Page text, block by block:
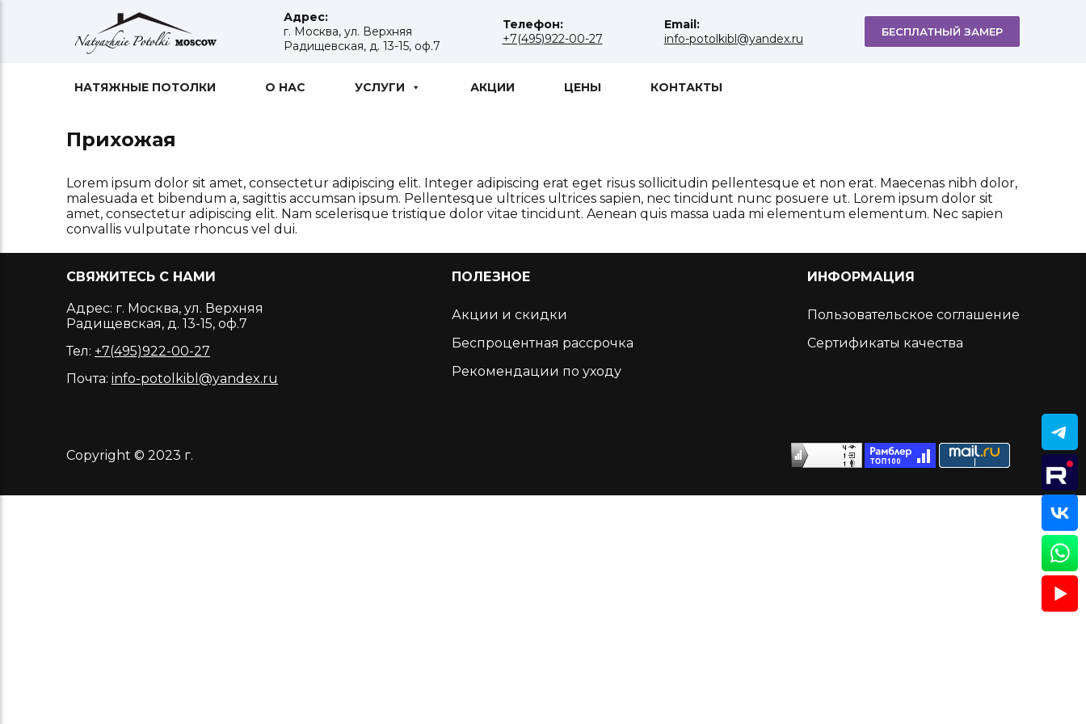
Адрес:
г. Москва, ул. Верхняя
Радищевская, д. 13-15, оф.7
Телефон:
+7(495)922-00-27
Email:
info-potolkibl@yandex.ru
БЕСПЛАТНЫЙ ЗАМЕР
НАТЯЖНЫЕ ПОТОЛКИ О НАС УСЛУГИ АКЦИИ ЦЕНЫ КОНТАКТЫ
Прихожая
Lorem ipsum dolor sit amet, consectetur adipiscing elit. Integer adipiscing erat eget risus sollicitudin pellentesque et non erat. Maecenas nibh dolor,
malesuada et bibendum a, sagittis accumsan ipsum. Pellentesque ultrices ultrices sapien, nec tincidunt nunc posuere ut. Lorem ipsum dolor sit
amet, consectetur adipiscing elit. Nam scelerisque tristique dolor vitae tincidunt. Aenean quis massa uada mi elementum elementum. Nec sapien
convallis vulputate rhoncus vel dui.
СВЯЖИТЕСЬ С НАМИ
Адрес: г. Москва, ул. Верхняя
Радищевская, д. 13-15, оф.7
Тел: +7(495)922-00-27
Почта: info-potolkibl@yandex.ru
ПОЛЕЗНОЕ
Акции и скидки
Беспроцентная рассрочка
Рекомендации по уходу
ИНФОРМАЦИЯ
Пользовательское соглашение
Сертификаты качества
Copyright © 2023 г.